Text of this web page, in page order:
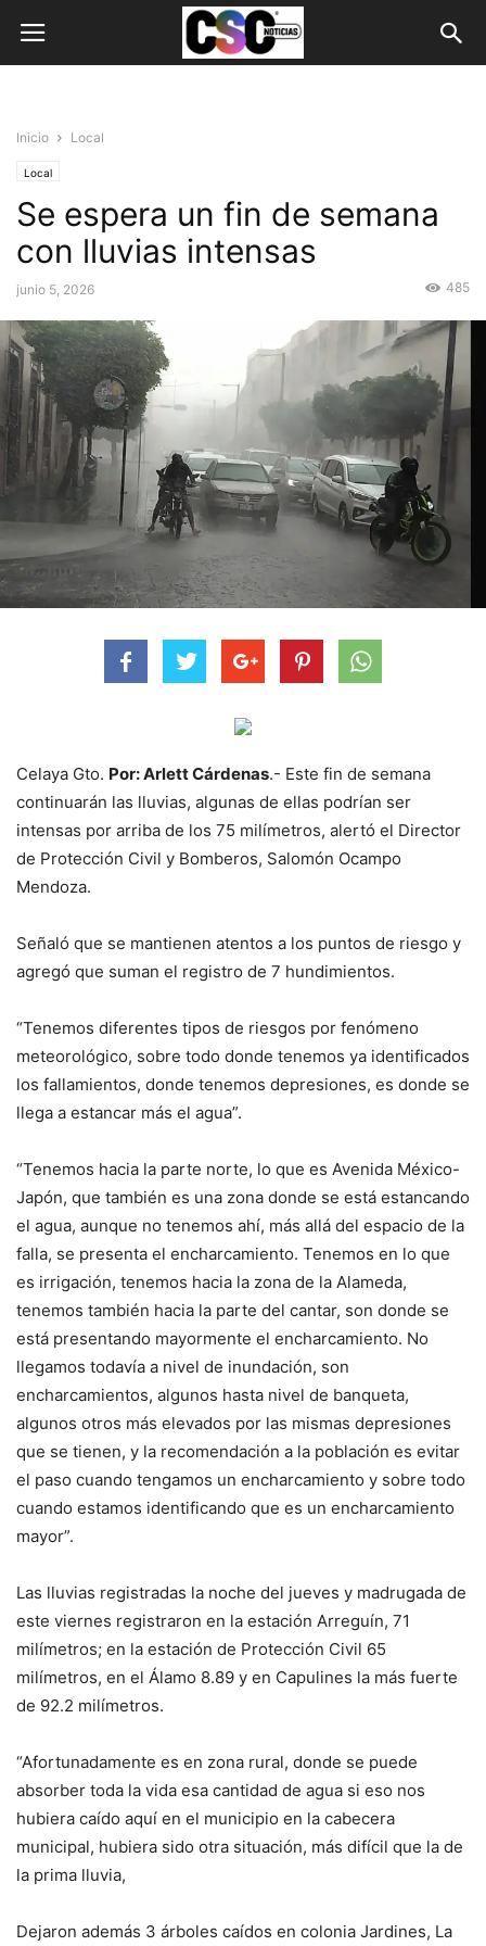
Inicio Local
Local
Se espera un fin de semana
con lluvias intensas
junio 5, 2026 485
Celaya Gto. Por: Arlett Cárdenas.- Este fin de semana
continuarán las lluvias, algunas de ellas podrían ser
intensas por arriba de los 75 milímetros, alertó el Director
de Protección Civil y Bomberos, Salomón Ocampo
Mendoza.
Señaló que se mantienen atentos a los puntos de riesgo y
agregó que suman el registro de 7 hundimientos.
“Tenemos diferentes tipos de riesgos por fenómeno
meteorológico, sobre todo donde tenemos ya identificados
los fallamientos, donde tenemos depresiones, es donde se
llega a estancar más el agua”.
“Tenemos hacia la parte norte, lo que es Avenida México-
Japón, que también es una zona donde se está estancando
el agua, aunque no tenemos ahí, más allá del espacio de la
falla, se presenta el encharcamiento. Tenemos en lo que
es irrigación, tenemos hacia la zona de la Alameda,
tenemos también hacia la parte del cantar, son donde se
está presentando mayormente el encharcamiento. No
llegamos todavía a nivel de inundación, son
encharcamientos, algunos hasta nivel de banqueta,
algunos otros más elevados por las mismas depresiones
que se tienen, y la recomendación a la población es evitar
el paso cuando tengamos un encharcamiento y sobre todo
cuando estamos identificando que es un encharcamiento
mayor”.
Las lluvias registradas la noche del jueves y madrugada de
este viernes registraron en la estación Arreguín, 71
milímetros; en la estación de Protección Civil 65
milímetros, en el Álamo 8.89 y en Capulines la más fuerte
de 92.2 milímetros.
“Afortunadamente es en zona rural, donde se puede
absorber toda la vida esa cantidad de agua si eso nos
hubiera caído aquí en el municipio en la cabecera
municipal, hubiera sido otra situación, más difícil que la de
la prima lluvia,
Dejaron además 3 árboles caídos en colonia Jardines, La